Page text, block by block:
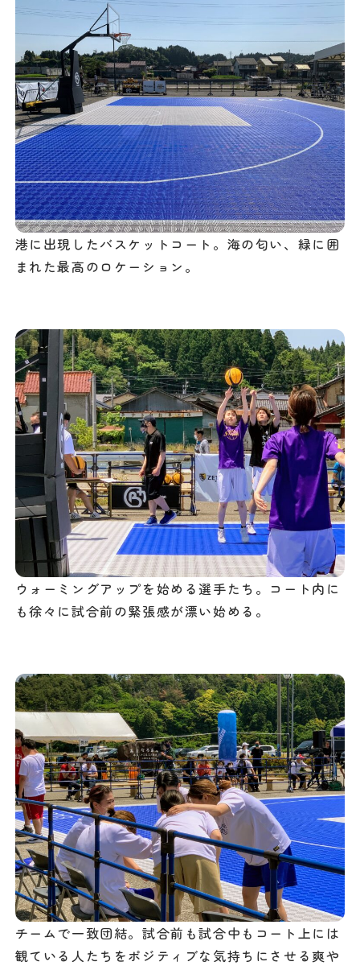
港に出現したバスケットコート。海の匂い、緑に囲
まれた最高のロケーション。
ウォーミングアップを始める選手たち。コート内に
も徐々に試合前の緊張感が漂い始める。
チームで一致団結。試合前も試合中もコート上には
観ている人たちをポジティブな気持ちにさせる爽や